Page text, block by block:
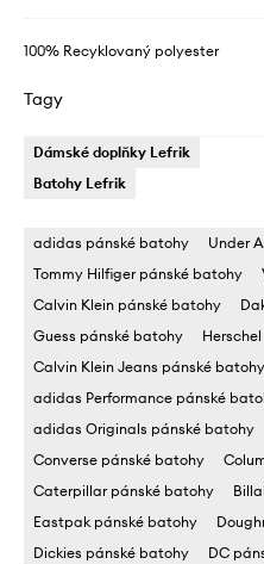
100% Recyklovaný polyester
Tagy
Dámské doplňky Lefrik
Batohy Lefrik
adidas pánské batohy
Under
Tommy Hilfiger pánské batohy
Calvin Klein pánské batohy
Guess pánské batohy
Calvin Klein Jeans pánské batohy
adidas Performance pánské
adidas Originals pánské batohy
Converse pánské batohy
Caterpillar pánské batohy
Eastpak pánské batohy
Dickies pánské batohy
DC